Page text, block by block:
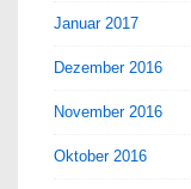
Januar 2017
Dezember 2016
November 2016
Oktober 2016